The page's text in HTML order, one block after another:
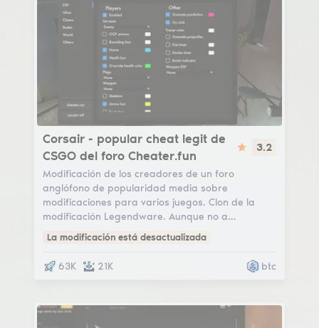
Corsair
Corsair - popular cheat legit de
CSGO del foro Cheater.fun
3.2
Modificación de los creadores de un foro
anglófono de popularidad media sobre
modificaciones para varios juegos. Clon de la
modificación Legendware. Aunque no a…
La modificación está desactualizada
63K 21K btc